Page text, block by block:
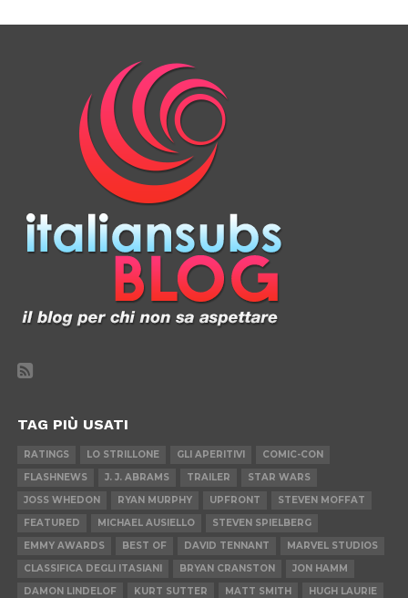
TAG PIÙ USATI
RATINGS LO STRILLONE GLI APERITIVI
COMIC-CON
FLASHNEWS
J. J. ABRAMS TRAILER
STAR WARS
JOSS WHEDON
RYAN MURPHY UPFRONT
STEVEN MOFFAT
FEATURED
MICHAEL AUSIELLO
STEVEN SPIELBERG
EMMY AWARDS
BEST OF DAVID TENNANT
MARVEL STUDIOS
CLASSIFICA DEGLI ITASIANI
BRYAN CRANSTON
JON HAMM
DAMON LINDELOF
KURT SUTTER MATT SMITH
HUGH LAURIE